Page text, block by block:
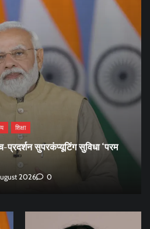
शिक्षा
सुपरकंप्यूटिंग सुविधा ‘परम
2026 0